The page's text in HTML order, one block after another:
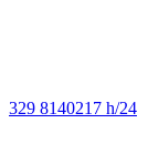
329 8140217 h/24